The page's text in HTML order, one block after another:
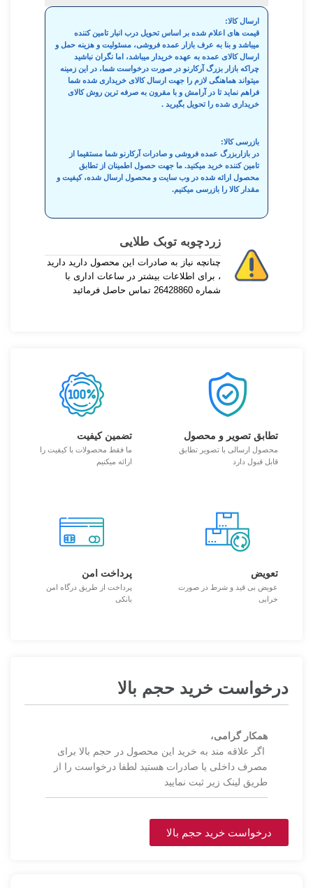
ارسال کالا:
قیمت های اعلام شده بر اساس تحویل درب انبار تامین کننده
میباشد و بنا به عرف بازار عمده فروشی، مسئولیت و هزینه حمل و
ارسال کالای عمده به عهده خریدار میباشد، اما نگران نباشید
چراکه بازار بزرگ آرکارنو در صورت درخواست شما، در این زمینه
میتواند هماهنگی لازم را جهت ارسال کالای خریداری شده شما
فراهم نماید تا در آرامش و با مقرون به صرفه ترین روش کالای
خریداری شده را تحویل بگیرید .
بازرسی کالا:
در بازاربزرگ عمده فروشی و صادرات آرکارنو شما مستقیما از
تامین کننده خرید میکنید. ما جهت حصول اطمینان از تطابق
محصول ارائه شده در وب سایت و محصول ارسال شده، کیفیت و
مقدار کالا را بازرسی میکنیم.
زردچوبه توبک طلایی
چنانچه نیاز به صادرات این محصول دارید دارید
، برای اطلاعات بیشتر در ساعات اداری با
شماره 26428860 تماس حاصل فرمائید
تطابق تصویر و محصول
محصول ارسالی با تصویر تطابق
قابل قبول دارد
تضمین کیفیت
ما فقط محصولات با کیفیت را
ارائه میکنیم
تعویض
عویض بی قید و شرط در صورت
خرابی
پرداخت امن
پرداخت از طریق درگاه امن
بانکی
درخواست خرید حجم بالا
همکار گرامی،
اگر علاقه مند به خرید این محصول در حجم بالا برای
مصرف داخلی یا صادرات هستید لطفا درخواست را از
طریق لینک زیر ثبت نمایید
درخواست خرید حجم بالا